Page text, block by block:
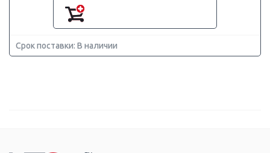
Срок поставки: В наличии